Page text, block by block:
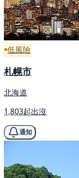
低風險
札幌市
北海道
1,803起出沒
通知